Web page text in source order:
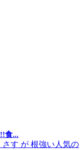
食...
す が 根強い人気の